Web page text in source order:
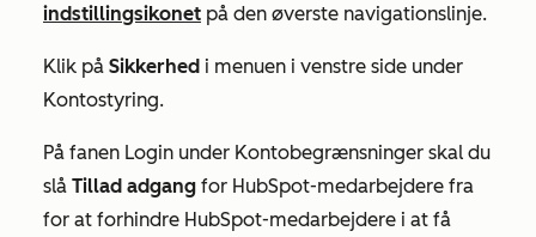
indstillingsikonet på den øverste navigationslinje.
Klik på Sikkerhed i menuen i venstre side under
Kontostyring.
På fanen Login under Kontobegrænsninger skal du
slå Tillad adgang for HubSpot-medarbejdere fra
for at forhindre HubSpot-medarbejdere i at få